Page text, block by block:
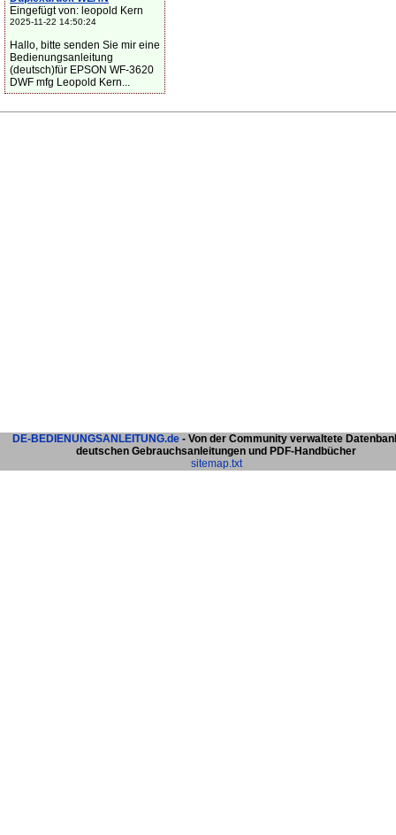
Eingefügt von: leopold Kern
2025-11-22 14:50:24
Hallo, bitte senden Sie mir eine
Bedienungsanleitung
(deutsch)für EPSON WF-3620
DWF mfg Leopold Kern...
DE-BEDIENUNGSANLEITUNG.de - Von der Community verwaltete
deutschen Gebrauchsanleitungen und PDF-Handbücher
sitemap.txt